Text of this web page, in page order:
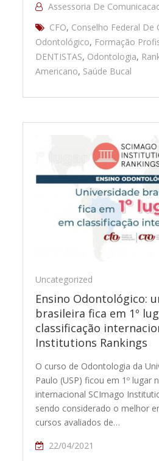
Assessoria De
CFO, Conselho Federal De
Odontológico, Formação
DENTISTAS, Odontologia,
Americano, Saúde Bucal
Uncategorized
Ensino Odontológico:
brasileira fica em 1º
classificação
Institutions Rankings
O curso de Odontologia da
Paulo (USP) ficou em 1º lugar
internacional SCImago
sendo considerado o melhor
cursos avaliados de…
22/04/2021